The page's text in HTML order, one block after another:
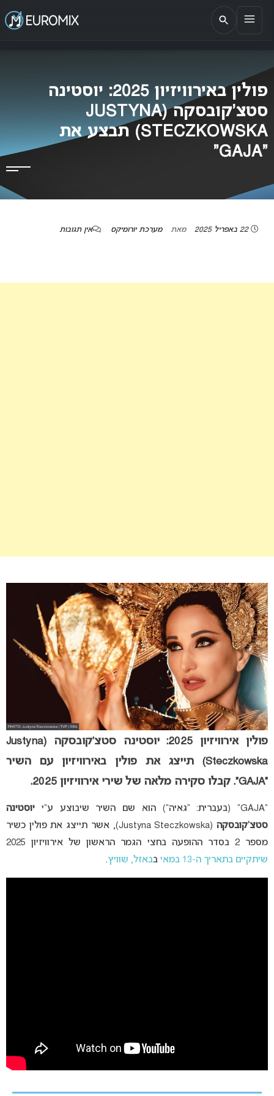
EUROMIX
אתר הבית של האירוויזיון בישראל
פולין באירוויזיון 2025: יוסטינה
סטצ’קובסקה (JUSTYNA
STECZKOWSKA) תבצע את
“GAJA”
22 באפריל 2025 מאת מערכת יורומיקס אין תגובות
פולין אירוויזיון 2025: יוסטינה סטצ’קובסקה (Justyna
Steczkowska) תייצג את פולין באירוויזיון עם השיר
“GAJA”. קבלו סקירה מלאה של שירי אירוויזיון 2025.
יוסטינה
סטצ’קובסקה
(Justyna Steczkowska), אשר תייצג את פולין כשיר
מספר 2 בסדר ההופעה בחצי הגמר הראשון של אירוויזיון 2025
שיתקיים בתאריך ה-13 במאי
בבאזל, שוויץ.